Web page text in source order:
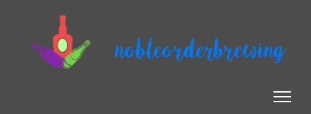
nobleorderbrewing